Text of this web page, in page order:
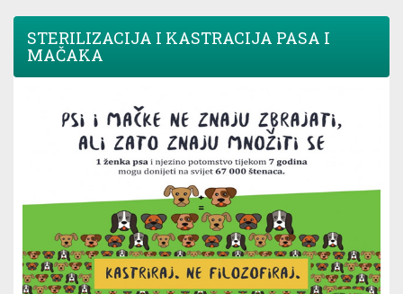
STERILIZACIJA I KASTRACIJA PASA I
MAČAKA